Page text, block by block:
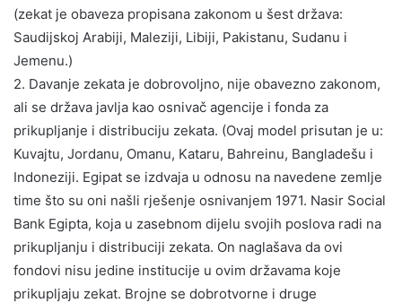
(zekat je obaveza propisana zakonom u šest država:
Saudijskoj Arabiji, Maleziji, Libiji, Pakistanu, Sudanu i
Jemenu.)
2. Davanje zekata je dobrovoljno, nije obavezno zakonom,
ali se država javlja kao osnivač agencije i fonda za
prikupljanje i distribuciju zekata. (Ovaj model prisutan je u:
Kuvajtu, Jordanu, Omanu, Kataru, Bahreinu, Bangladešu i
Indoneziji. Egipat se izdvaja u odnosu na navedene zemlje
time što su oni našli rješenje osnivanjem 1971. Nasir Social
Bank Egipta, koja u zasebnom dijelu svojih poslova radi na
prikupljanju i distribuciji zekata. On naglašava da ovi
fondovi nisu jedine institucije u ovim državama koje
prikupljaju zekat. Brojne se dobrotvorne i druge